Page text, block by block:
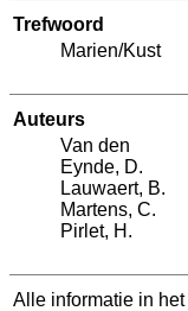
Trefwoord
Marien/Kust
Auteurs
Van den
Eynde, D.
Lauwaert, B.
Martens, C.
Pirlet, H.
Alle informatie in het